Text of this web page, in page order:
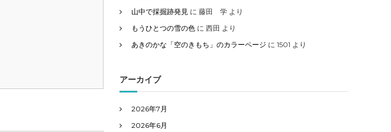
山中で採掘跡発見 に藤田 学 より
もうひとつの雪の色 に西田 より
あきのかな「空のきもち」のカラーページ に1501 より
アーカイブ
2026年7月
2026年6月